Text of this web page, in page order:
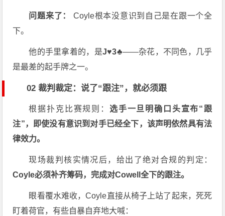
问题来了：
Coyle根本没意识到自己是在跟一个全
下。
他的手里拿着的，是J♥3♣——杂花，不同色，几乎
是最差的起手牌之一。
02 裁判裁定：说了“跟注”，就必须跟
根据扑克比赛规则： 选手一旦明确口头宣布“跟
注”，即使没有意识到对手已经全下，该声明依然具有法
律效力。
现场裁判核实情况后，给出了绝对合规的判定：
Coyle必须补齐筹码，完成对Cowell全下的跟注。
眼看覆水难收，Coyle直接从椅子上站了起来，死死
盯着荷官，有些自暴自弃地大喊：